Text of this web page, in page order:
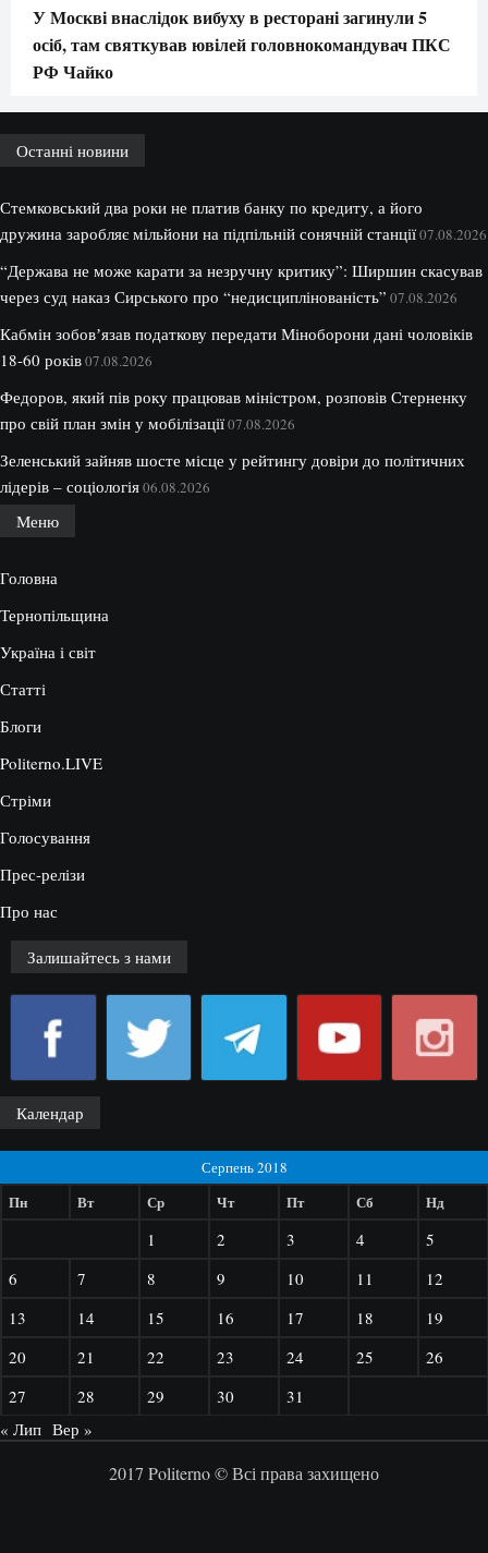
У Москві внаслідок вибуху в ресторані загинули 5
осіб, там святкував ювілей головнокомандувач ПКС
РФ Чайко
Останні новини
Стемковський два роки не платив банку по кредиту, а його
дружина заробляє мільйони на підпільній сонячній станції07.08.2026
“Держава не може карати за незручну критику”: Ширшин скасував
через суд наказ Сирського про “недисциплінованість” 07.08.2026
Кабмін зобовʼязав податкову передати Міноборони дані чоловіків
18-60 років07.08.2026
Федоров, який пів року працював міністром, розповів Стерненку
про свій план змін у мобілізації07.08.2026
Зеленський зайняв шосте місце у рейтингу довіри до політичних
лідерів – соціологія06.08.2026
Меню
Головна
Тернопільщина
Україна і світ
Статті
Блоги
Politerno.LIVE
Стріми
Голосування
Прес-релізи
Про нас
Залишайтесь з нами
Календар
Серпень 2018
Пн Вт Ср Чт Пт Сб Нд
1 2 3 4
5
6
7 8 9 10 11
12
13
14 15 16 17 18
19
20
21 22 23 24 25
26
27
28 29 30
31
« Лип Вер »
2017 Politerno © Всі права захищено